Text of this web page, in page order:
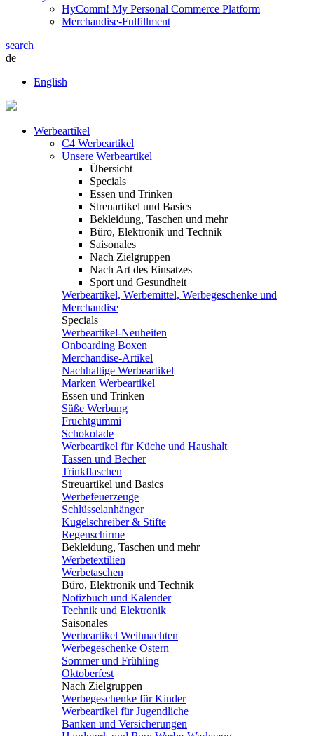
HyComm! My Personal Commerce Platform
Merchandise-Fulfillment
search
de
English
Werbeartikel
C4 Werbeartikel
Unsere Werbeartikel
Übersicht
Specials
Essen und Trinken
Streuartikel und Basics
Bekleidung, Taschen und mehr
Büro, Elektronik und Technik
Saisonales
Nach Zielgruppen
Nach Art des Einsatzes
Sport und Gesundheit
Werbeartikel, Werbemittel, Werbegeschenke und
Merchandise
Specials
Werbeartikel-Neuheiten
Onboarding Boxen
Merchandise-Artikel
Nachhaltige Werbeartikel
Marken Werbeartikel
Essen und Trinken
Süße Werbung
Fruchtgummi
Schokolade
Werbeartikel für Küche und Haushalt
Tassen und Becher
Trinkflaschen
Streuartikel und Basics
Werbefeuerzeuge
Schlüsselanhänger
Kugelschreiber & Stifte
Regenschirme
Bekleidung, Taschen und mehr
Werbetextilien
Werbetaschen
Büro, Elektronik und Technik
Notizbuch und Kalender
Technik und Elektronik
Saisonales
Werbeartikel Weihnachten
Werbegeschenke Ostern
Sommer und Frühling
Oktoberfest
Nach Zielgruppen
Werbegeschenke für Kinder
Werbeartikel für Jugendliche
Banken und Versicherungen